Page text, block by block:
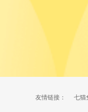
友情链接： 七猫